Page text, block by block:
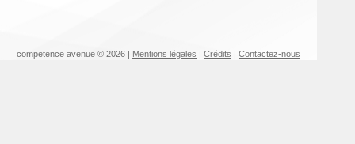
competence avenue © 2026 | Mentions légales Crédits Contactez-nous